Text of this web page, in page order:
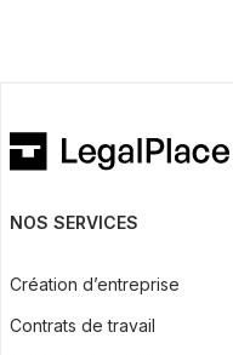
NOS SERVICES
Création d’entreprise
Contrats de travail